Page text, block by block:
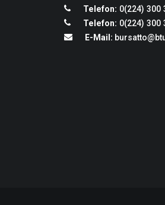
Telefon: 0(224) 300
Telefon: 0(224) 300
E-Mail: